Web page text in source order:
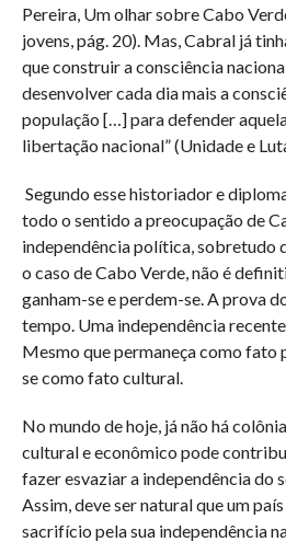
Pereira, Um olhar sobre Cabo
jovens, pág. 20). Mas, Cabral já
que construir a consciência
desenvolver cada dia mais a
população […] para defender
libertação nacional” (Unidade e
Segundo esse historiador e
todo o sentido a preocupação de
independência política, sobretudo
o caso de Cabo Verde, não é
ganham-se e perdem-se. A prova
tempo. Uma independência
Mesmo que permaneça como
se como fato cultural.
No mundo de hoje, já não há
cultural e econômico pode
fazer esvaziar a independência do
Assim, deve ser natural que um
sacrifício pela sua independência